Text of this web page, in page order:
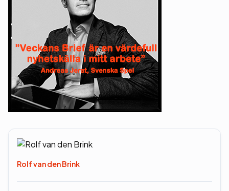
Rolf van den Brink